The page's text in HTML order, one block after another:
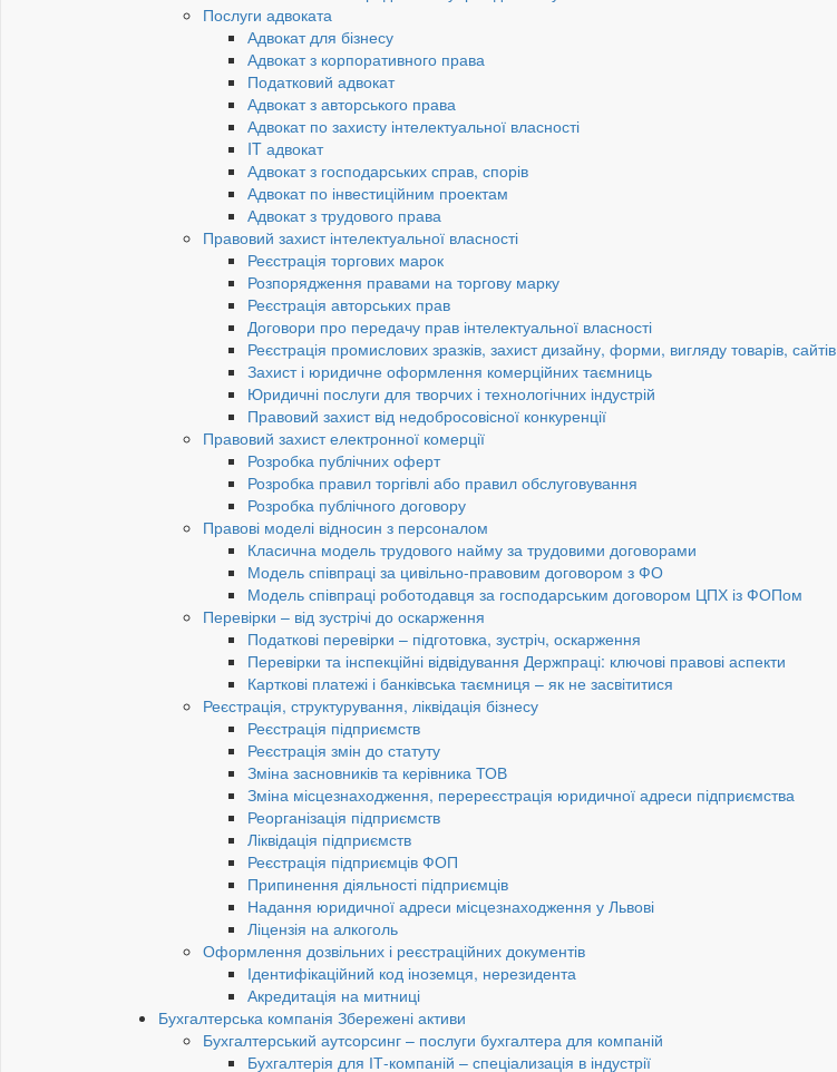
Послуги адвоката
Адвокат для бізнесу
Адвокат з корпоративного права
Податковий адвокат
Адвокат з авторського права
Адвокат по захисту інтелектуальної власності
IT адвокат
Адвокат з господарських справ, спорів
Адвокат по інвестиційним проектам
Адвокат з трудового права
Правовий захист інтелектуальної власності
Реєстрація торгових марок
Розпорядження правами на торгову марку
Реєстрація авторських прав
Договори про передачу прав інтелектуальної власності
Реєстрація промислових зразків, захист дизайну, форми, вигляду товарів, сайтів
Захист і юридичне оформлення комерційних таємниць
Юридичні послуги для творчих і технологічних індустрій
Правовий захист від недобросовісної конкуренції
Правовий захист електронної комерції
Розробка публічних оферт
Розробка правил торгівлі або правил обслуговування
Розробка публічного договору
Правові моделі відносин з персоналом
Класична модель трудового найму за трудовими договорами
Модель співпраці за цивільно-правовим договором з ФО
Модель співпраці роботодавця за господарським договором ЦПХ із ФОПом
Перевірки – від зустрічі до оскарження
Податкові перевірки – підготовка, зустріч, оскарження
Перевірки та інспекційні відвідування Держпраці: ключові правові аспекти
Карткові платежі і банківська таємниця – як не засвітитися
Реєстрація, структурування, ліквідація бізнесу
Реєстрація підприємств
Реєстрація змін до статуту
Зміна засновників та керівника ТОВ
Зміна місцезнаходження, перереєстрація юридичної адреси підприємства
Реорганізація підприємств
Ліквідація підприємств
Реєстрація підприємців ФОП
Припинення діяльності підприємців
Надання юридичної адреси місцезнаходження у Львові
Ліцензія на алкоголь
Оформлення дозвільних і реєстраційних документів
Ідентифікаційний код іноземця, нерезидента
Акредитація на митниці
Бухгалтерська компанія Збережені активи
Бухгалтерський аутсорсинг – послуги бухгалтера для компаній
Бухгалтерія для ІТ-компаній – спеціализація в індустрії